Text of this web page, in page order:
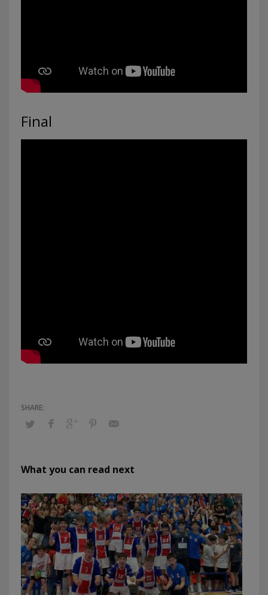
Final
What you can read next